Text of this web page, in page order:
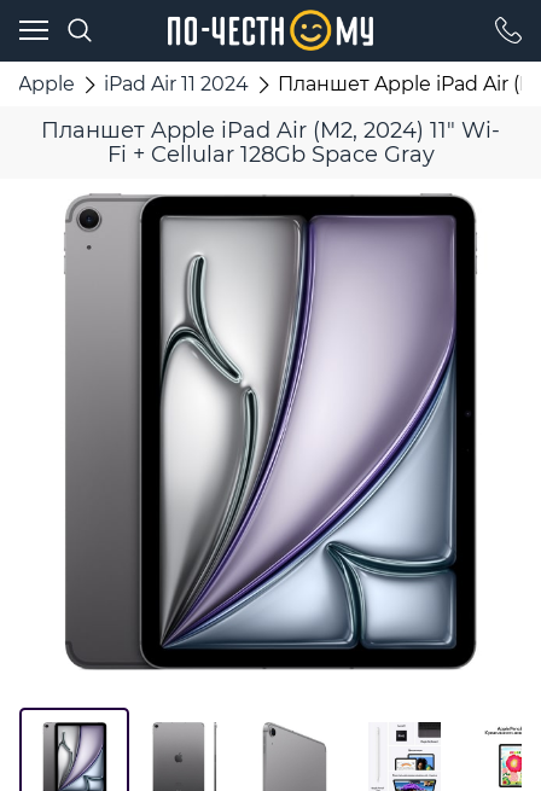
Apple iPad Air 11 2024 Планшет Apple iPad Air
Планшет Apple iPad Air (M2, 2024) 11" Wi-
Fi + Cellular 128Gb Space Gray